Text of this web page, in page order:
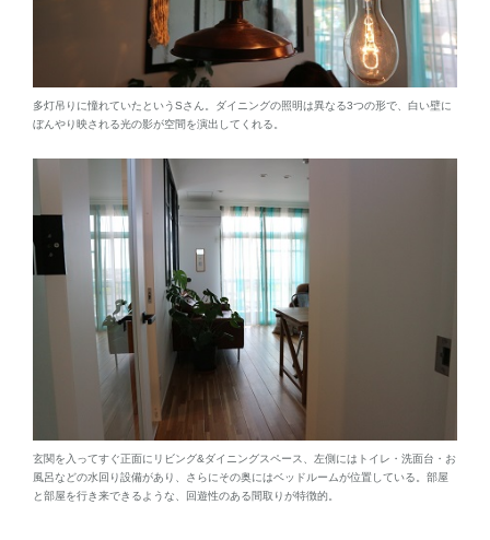
多灯吊りに憧れていたというSさん。ダイニングの照明は異なる3つの形で、白い壁に
ぼんやり映される光の影が空間を演出してくれる。
玄関を入ってすぐ正面にリビング&ダイニングスペース、左側にはトイレ・洗面台・お
風呂などの水回り設備があり、さらにその奥にはベッドルームが位置している。部屋
と部屋を行き来できるような、回遊性のある間取りが特徴的。